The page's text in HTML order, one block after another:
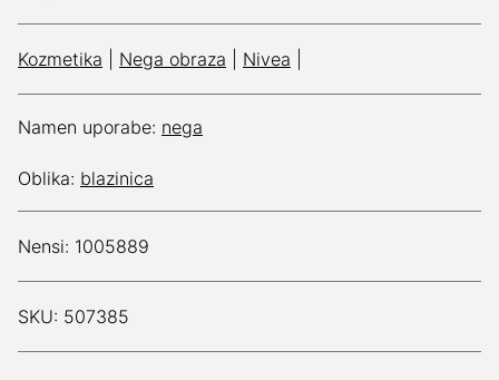
Kozmetika Nega obraza Nivea
Namen uporabe: nega
Oblika: blazinica
Nensi: 1005889
SKU: 507385